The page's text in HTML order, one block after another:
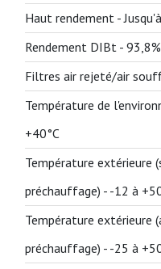
Haut rendement -
Rendement DIBt - 93,8%
Filtres air rejeté/air
Température de
+40°C
Température extérieure
préchauffage) - -12 à
Température extérieure
préchauffage) - -25 à